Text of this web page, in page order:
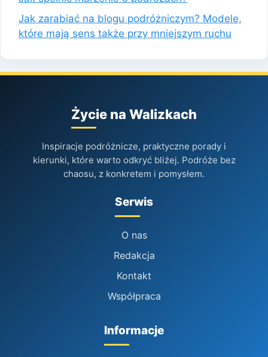
Jak zarabiać na blogu podróżniczym? Modele,
które mają sens także przy mniejszym ruchu
Życie na Walizkach
Inspiracje podróżnicze, praktyczne porady i
kierunki, które warto odkryć bliżej. Podróże bez
chaosu, z konkretem i pomysłem.
Serwis
O nas
Redakcja
Kontakt
Współpraca
Informacje